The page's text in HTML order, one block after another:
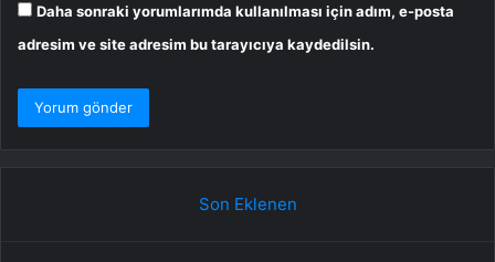
Daha sonraki yorumlarımda kullanılması için adım, e-posta
adresim ve site adresim bu tarayıcıya kaydedilsin.
Son Eklenen